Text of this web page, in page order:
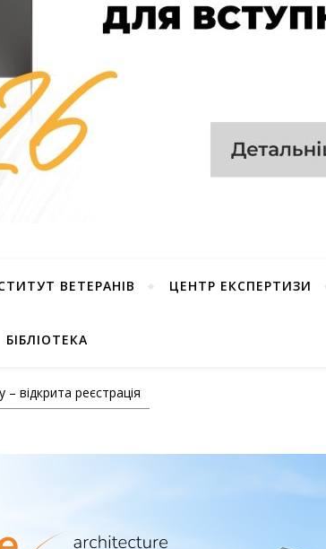
ВЕТЕРАНІВ ЦЕНТР ЕКСПЕРТИЗИ
БІБЛІОТЕКА
відкрита реєстрація